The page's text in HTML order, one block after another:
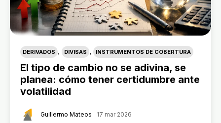
DERIVADOS , DIVISAS , INSTRUMENTOS DE COBERTURA
El tipo de cambio no se adivina, se
planea: cómo tener certidumbre ante
volatilidad
Guillermo Mateos 17 mar 2026